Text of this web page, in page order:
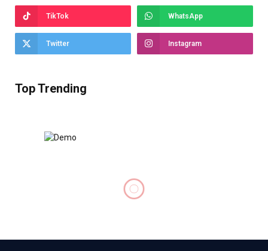
TikTok WhatsApp
Twitter Instagram
Top Trending